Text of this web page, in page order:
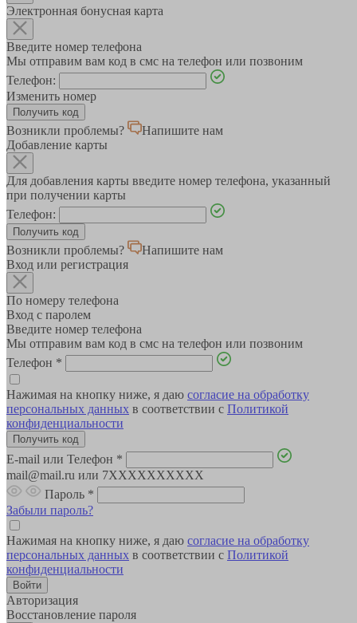
Электронная бонусная карта
Введите номер телефона
Мы отправим вам код в смс на телефон или позвоним
Телефон:
Изменить номер
Возникли проблемы?
Напишите нам
Добавление карты
Для добавления карты введите номер телефона, указанный
при получении карты
Телефон:
Возникли проблемы?
Напишите нам
Вход или регистрация
По номеру телефона
Вход с паролем
Введите номер телефона
Мы отправим вам код в смс на телефон или позвоним
Телефон *
Нажимая на кнопку ниже, я даю согласие на обработку
персональных данных в соответствии с Политикой
конфиденциальности
E-mail или Телефон *
mail@mail.ru или 7XXXXXXXXXX
Пароль *
Забыли пароль?
Нажимая на кнопку ниже, я даю согласие на обработку
персональных данных в соответствии с Политикой
конфиденциальности
Авторизация
Восстановление пароля